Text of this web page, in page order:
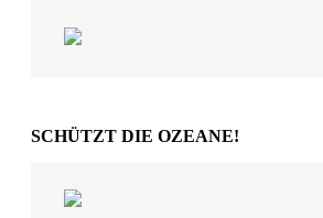
SCHÜTZT DIE OZEANE!